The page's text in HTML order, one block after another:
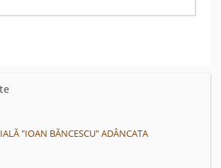
"IOAN BĂNCESCU" ADÂNCATA